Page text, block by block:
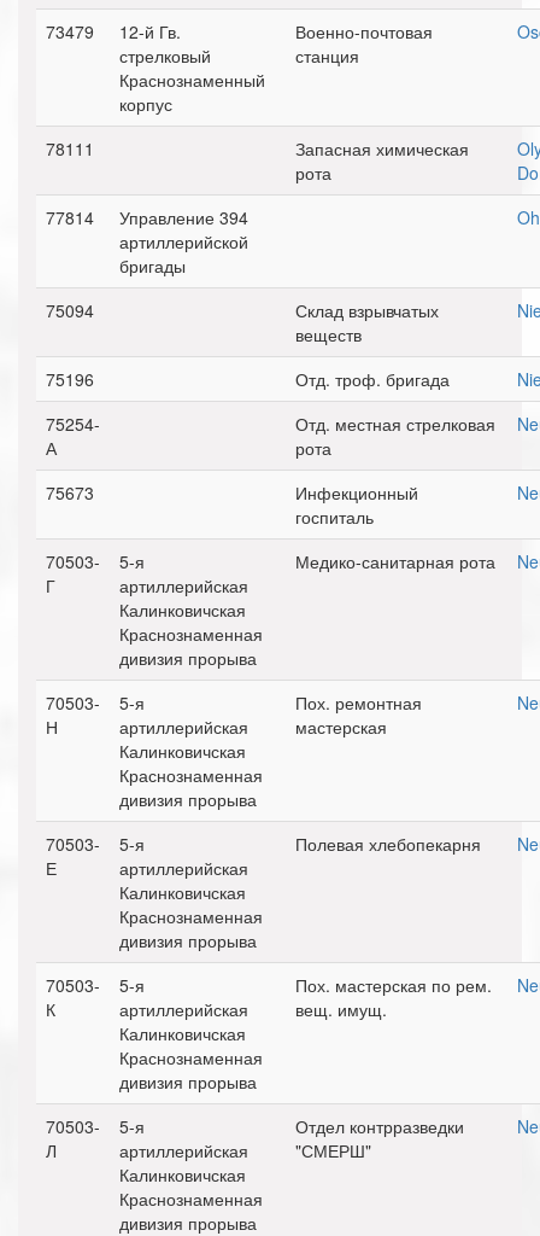
73479
12-й Гв.
стрелковый
Краснознаменный
корпус
Военно-почтовая
станция
78111
Запасная химическая
рота
77814
Управление 394
артиллерийской
бригады
75094
Склад взрывчатых
веществ
75196 Отд. троф. бригада
75254-
А
Отд. местная стрелковая
рота
75673
Инфекционный
госпиталь
70503-
Г
5-я
артиллерийская
Калинковичская
Краснознаменная
дивизия прорыва
Медико-санитарная рота
70503-
Н
5-я
артиллерийская
Калинковичская
Краснознаменная
дивизия прорыва
Пох. ремонтная
мастерская
70503-
Е
5-я
артиллерийская
Калинковичская
Краснознаменная
дивизия прорыва
Полевая хлебопекарня
70503-
К
5-я
артиллерийская
Калинковичская
Краснознаменная
дивизия прорыва
Пох. мастерская по рем.
вещ. имущ.
70503-
Л
5-я
артиллерийская
Калинковичская
Краснознаменная
дивизия прорыва
Отдел контрразведки
"СМЕРШ"